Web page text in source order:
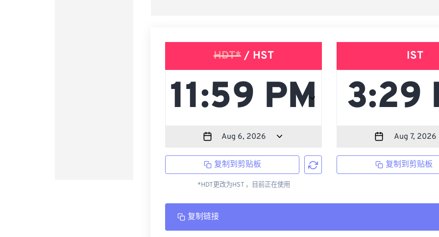
HDT*/ HST
复制到剪贴板
*HDT更改为HST ，目前正在使用
IST
复制到剪贴板
复制链接